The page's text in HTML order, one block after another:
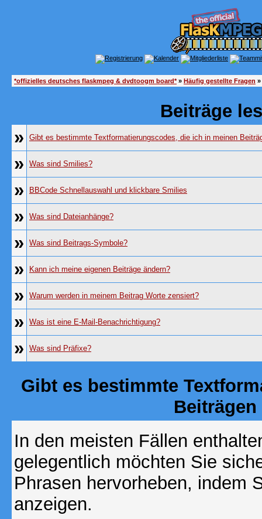
*offizielles deutsches flaskmpeg & dvdtoogm board*» Häufig gestellte Fragen
Beiträge
»
Gibt es bestimmte Textformatierungscodes, die ich in meinen
» Was sind Smilies?
» BBCode Schnellauswahl und klickbare Smilies
» Was sind Dateianhänge?
» Was sind Beitrags-Symbole?
» Kann ich meine eigenen Beiträge ändern?
» Warum werden in meinem Beitrag Worte zensiert?
» Was ist eine E-Mail-Benachrichtigung?
» Was sind Präfixe?
Gibt es bestimmte
In den meisten Fällen
gelegentlich möchten Sie
Phrasen hervorheben, indem
anzeigen.